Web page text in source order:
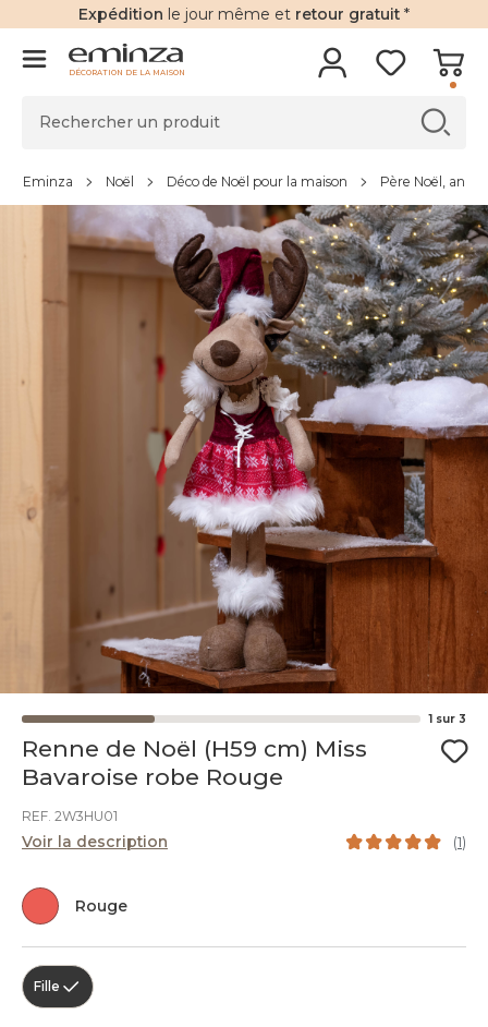
Expédition le jour même et retour gratuit *
DÉCORATION DE LA MAISON
Eminza Noël Déco de Noël pour la maison Père Noël,
1 sur 3
Renne de Noël (H59 cm) Miss
Bavaroise robe Rouge
REF. 2W3HU01
Voir la description (1)
Rouge
Fille